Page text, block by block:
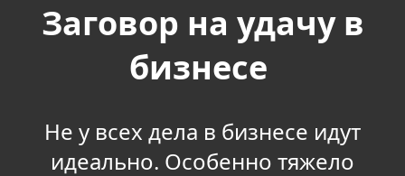
Заговор на удачу в
бизнесе
Не у всех дела в бизнесе идут
идеально. Особенно тяжело